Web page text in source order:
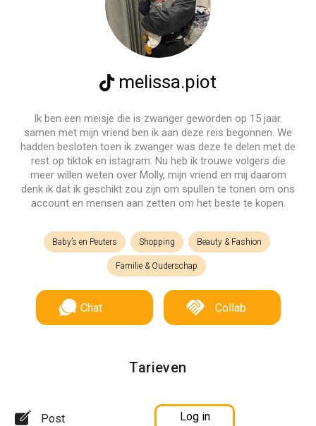
melissa.piot
Ik ben een meisje die is zwanger geworden op 15 jaar.
samen met mijn vriend ben ik aan deze reis begonnen. We
hadden besloten toen ik zwanger was deze te delen met de
rest op tiktok en istagram. Nu heb ik trouwe volgers die
meer willen weten over Molly, mijn vriend en mij daarom
denk ik dat ik geschikt zou zijn om spullen te tonen om ons
account en mensen aan zetten om het beste te kopen.
Baby’s en Peuters Shopping Beauty & Fashion
Familie & Ouderschap
Chat Collab
Tarieven
Post Log in